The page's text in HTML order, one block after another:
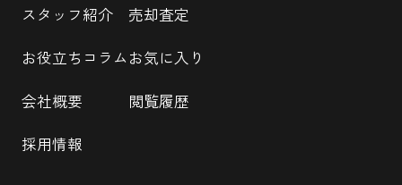
スタッフ紹介
お役立ちコラム
会社概要
採用情報
売却査定
お気に入り
閲覧履歴